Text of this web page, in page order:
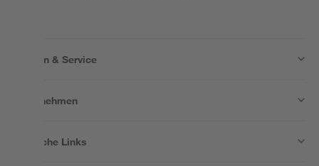
Wissen & Service
Unternehmen
Nützliche Links